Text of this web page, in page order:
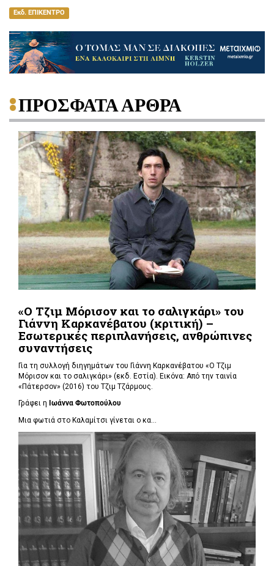
Εκδ. ΕΠΙΚΕΝΤΡΟ
ΠΡΟΣΦΑΤΑ ΑΡΘΡΑ
«Ο Τζιμ Μόρισον και το σαλιγκάρι» του
Γιάννη Καρκανέβατου (κριτική) –
Εσωτερικές περιπλανήσεις, ανθρώπινες
συναντήσεις
Για τη συλλογή διηγημάτων του Γιάννη Καρκανέβατου «Ο Τζιμ
Μόρισον και το σαλιγκάρι» (εκδ. Εστία). Εικόνα: Από την ταινία
«Πάτερσον» (2016) του Τζιμ Τζάρμους.
Γράφει η Ιωάννα Φωτοπούλου
Μια φωτιά στο Καλαμίτσι γίνεται ο κα...